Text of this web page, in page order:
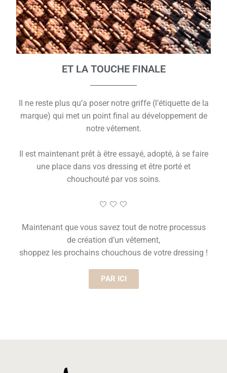
ET LA TOUCHE FINALE
Il ne reste plus qu’a poser notre griffe (l’étiquette de la
marque) qui met un point final au développement de
notre vêtement.
Il est maintenant prêt à être essayé, adopté, à se faire
une place dans vos dressing et être porté et
chouchouté par vos soins.
🤍 🤍 🤍
Maintenant que vous savez tout de notre processus
de création d’un vêtement,
shoppez les prochains chouchous de votre dressing !
PAR ICI